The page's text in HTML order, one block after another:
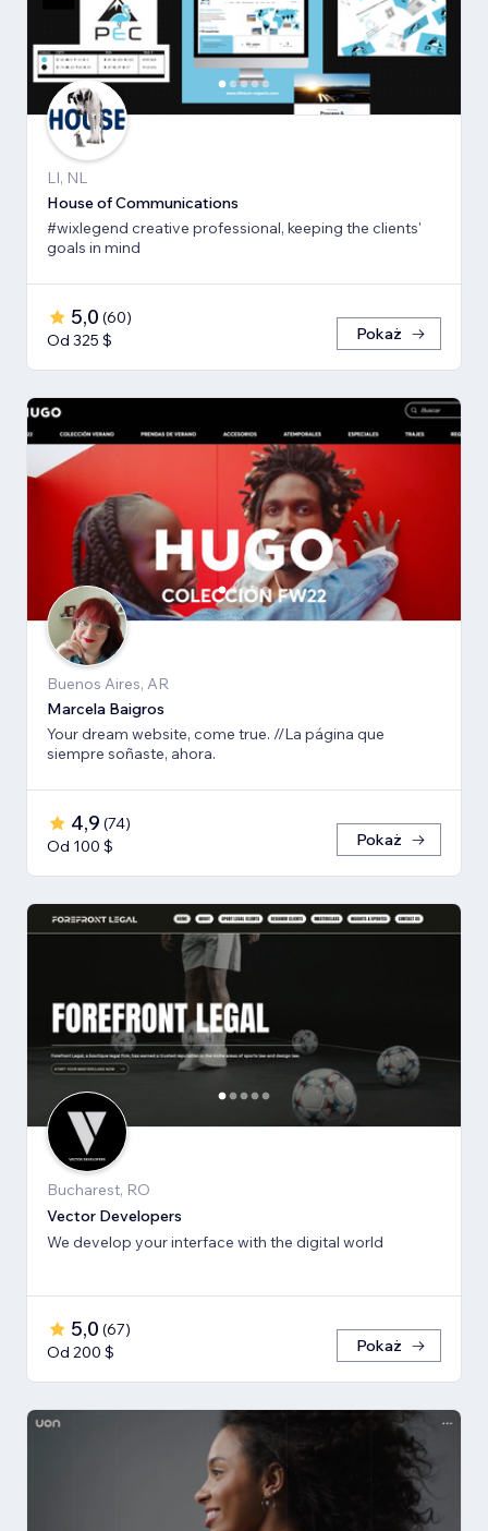
LI, NL
House of Communications
#wixlegend creative professional, keeping the clients'
goals in mind
5,0 (60)
Od 325 $
Pokaż
Buenos Aires, AR
Marcela Baigros
Your dream website, come true. //La página que
siempre soñaste, ahora.
4,9 (74)
Od 100 $
Pokaż
Bucharest, RO
Vector Developers
We develop your interface with the digital world
5,0 (67)
Od 200 $
Pokaż